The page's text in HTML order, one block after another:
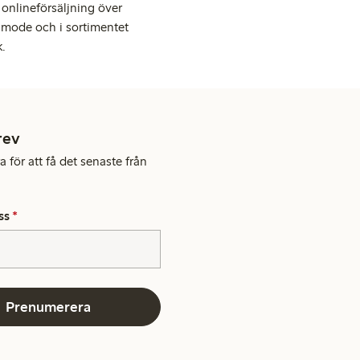
över
och i sortimentet
för att få det senaste från
*
Prenumerera